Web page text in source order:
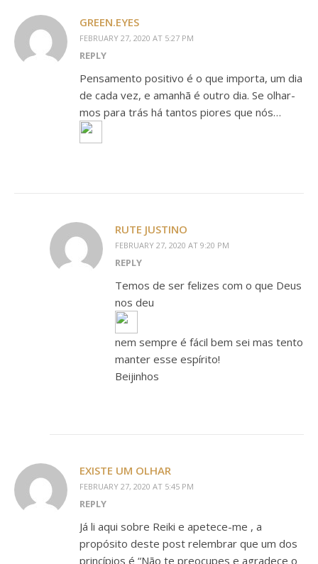
GREEN.EYES
FEBRUARY 27, 2020 AT 5:27 PM
REPLY
Pensamento positivo é o que importa, um dia
de cada vez, e amanhã é outro dia. Se olhar-
mos para trás há tantos piores que nós…
RUTE JUSTINO
FEBRUARY 27, 2020 AT 9:20 PM
REPLY
Temos de ser felizes com o que Deus
nos deu
nem sempre é fácil bem sei mas tento
manter esse espírito!
Beijinhos
EXISTE UM OLHAR
FEBRUARY 27, 2020 AT 5:45 PM
REPLY
Já li aqui sobre Reiki e apetece-me , a
propósito deste post relembrar que um dos
princípios é “Não te preocupes e agradece o